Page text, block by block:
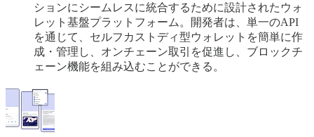
ションにシームレスに統合するために設計されたウォ
レット基盤プラットフォーム。開発者は、単一のAPI
を通じて、セルフカストディ型ウォレットを簡単に作
成・管理し、オンチェーン取引を促進し、ブロックチ
ェーン機能を組み込むことができる。